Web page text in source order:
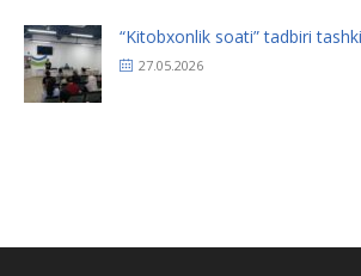
“Kitobxonlik soati” tadbiri
27.05.2026